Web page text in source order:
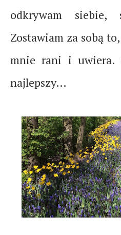
odkrywam siebie,
Zostawiam za sobą
mnie rani i uwiera.
najlepszy…